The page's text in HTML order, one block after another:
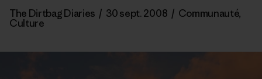
The Dirtbag Diaries / 30 sept. 2008 / Communauté,
Culture